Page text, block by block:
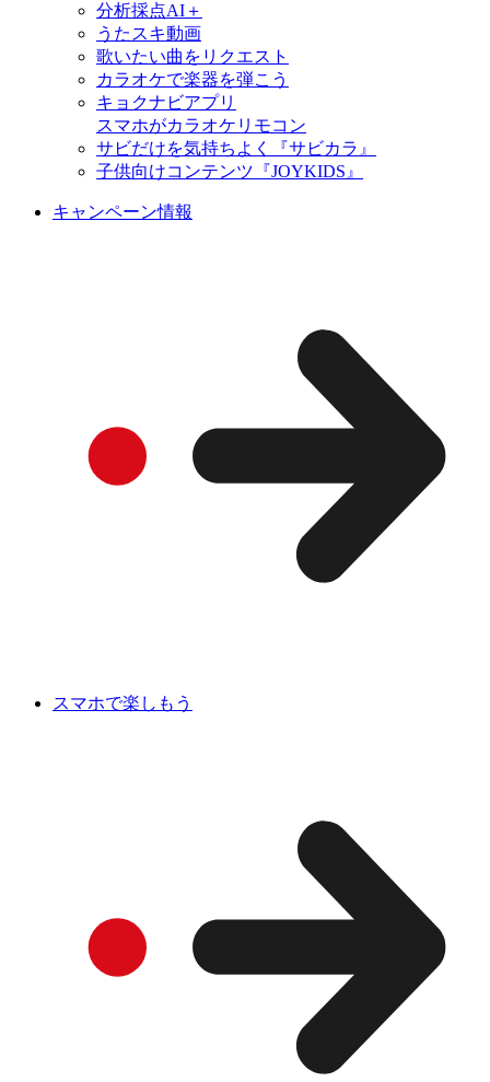
分析採点AI＋
うたスキ動画
歌いたい曲をリクエスト
カラオケで楽器を弾こう
キョクナビアプリ
スマホがカラオケリモコン
サビだけを気持ちよく『サビカラ』
子供向けコンテンツ『JOYKIDS』
キャンペーン情報
スマホで楽しもう